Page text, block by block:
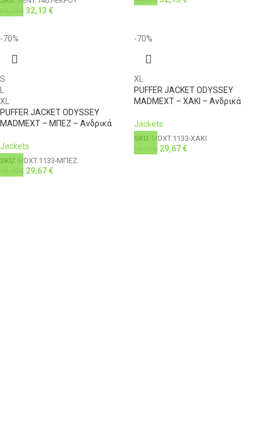
€ 32,13 €
-70%
S
XL
PUFFER JACKET ODYSSEY
MADMEXT – ΜΠΕΖ – Ανδρικά
Jackets
SKU: MDXT.1133-ΜΠΕΖ
€ 29,67€
-70%
XL
PUFFER JACKET ODYSSEY
MADMEXT – ΧΑΚΙ – Ανδρικά
Jackets
SKU: MDXT.1133-ΧΑΚΙ
€ 29,67€